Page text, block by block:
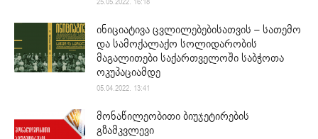
ინიციატივა ცვლილებებისათვის – სათემო
და სამოქალაქო სოლიდარობის
მაგალითები საქართველოში საბჭოთა
ოკუპაციამდე
05.04.2022. 13:41
მონაწილეობითი ბიუჯეტირების
გზამკვლევი